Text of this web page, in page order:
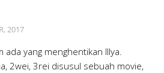
2017
yang menghentikan Illya.
2wei, 3rei disusul sebuah movie,